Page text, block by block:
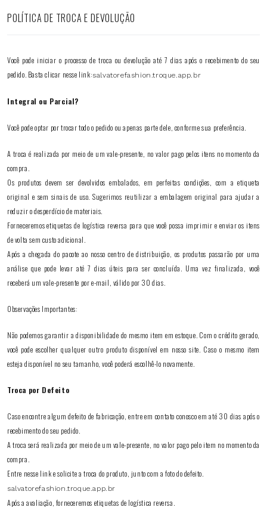
POLÍTICA DE TROCA E DEVOLUÇÃO
Você pode iniciar o processo de troca ou devolução até 7 dias após o recebimento do seu
pedido. Basta clicar nesse link:salvatorefashion.troque.app.br
Integral ou Parcial?
Você pode optar por trocar todo o pedido ou apenas parte dele, conforme sua preferência.
A troca é realizada por meio de um vale-presente, no valor pago pelos itens no momento da
compra.
Os produtos devem ser devolvidos embalados, em perfeitas condições, com a etiqueta
original e sem sinais de uso. Sugerimos reutilizar a embalagem original para ajudar a
reduzir o desperdício de materiais.
Forneceremos etiquetas de logística reversa para que você possa imprimir e enviar os itens
de volta sem custo adicional.
Após a chegada do pacote ao nosso centro de distribuição, os produtos passarão por uma
análise que pode levar até 7 dias úteis para ser concluída. Uma vez finalizada, você
receberá um vale-presente por e-mail, válido por 30 dias.
Observações Importantes:
Não podemos garantir a disponibilidade do mesmo item em estoque. Com o crédito gerado,
você pode escolher qualquer outro produto disponível em nosso site. Caso o mesmo item
esteja disponível no seu tamanho, você poderá escolhê-lo novamente.
Troca por Defeito
Caso encontre algum defeito de fabricação, entre em contato conosco em até 30 dias após o
recebimento do seu pedido.
A troca será realizada por meio de um vale-presente, no valor pago pelo item no momento da
compra.
Entre nesse link e solicite a troca do produto, junto com a foto do defeito.
salvatorefashion.troque.app.br
Após a avaliação, forneceremos etiquetas de logística reversa.